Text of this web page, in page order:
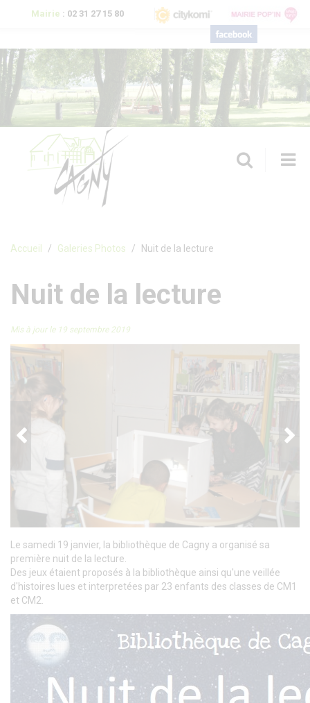
Mairie : 02 31 27 15 80
Formulaire de recherche
Accueil Galeries Photos Nuit de la lecture
Nuit de la lecture
Mis à jour le 19 septembre 2019
Le samedi 19 janvier, la bibliothèque de Cagny a organisé sa
première nuit de la lecture.
Des jeux étaient proposés à la bibliothèque ainsi qu'une veillée
d'histoires lues et interpretées par 23 enfants des classes de CM1
et CM2.